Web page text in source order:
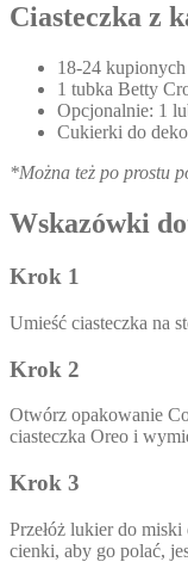
Ciasteczka z
18-24
1 tubka Betty
Opcjonalnie: 1
Cukierki do
*Można też po prostu
Wskazówki
Krok 1
Umieść ciasteczka na
Krok 2
Otwórz opakowanie
ciasteczka Oreo i
Krok 3
Przełóż lukier do
cienki, aby go polać,